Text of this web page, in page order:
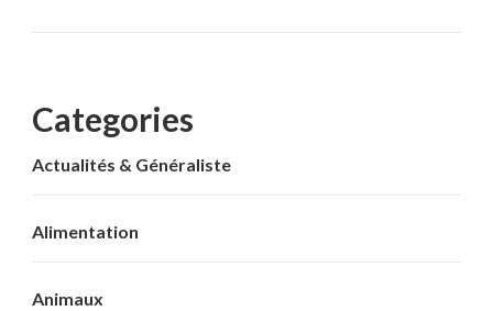
Categories
Actualités & Généraliste
Alimentation
Animaux